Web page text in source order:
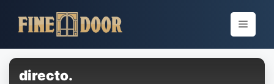
para
conteúdo
Menu
directo.